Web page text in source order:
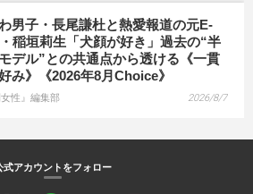
男子・長尾謙杜と熱愛報道の元E-
稲垣莉生「犬顔が好き」過去の“半
デル”との共通点から透ける《一貫
み》《2026年8月Choice》
女性』編集部 2026/8/7
式アカウントをフォロー